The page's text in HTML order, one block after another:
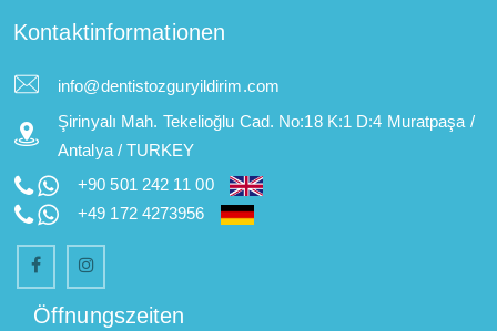
Kontaktinformationen
info@dentistozguryildirim.com
Şirinyalı Mah. Tekelioğlu Cad. No:18 K:1 D:4 Muratpaşa /
Antalya / TURKEY
+90 501 242 11 00
+49 172 4273956
Öffnungszeiten